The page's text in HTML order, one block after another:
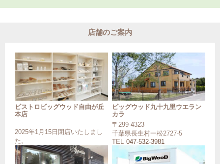
店舗のご案内
ビストロビッグウッド自由が丘
本店
2025年1月15日閉店いたしまし
た。
ビッグウッド九十九里ウエラン
カラ
〒299-4323
千葉県長生村一松2727-5
TEL 047-532-3981